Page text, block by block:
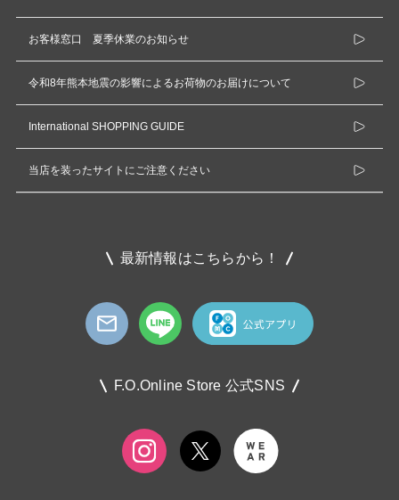
お客様窓口 夏季休業のお知らせ
令和8年熊本地震の影響によるお荷物のお届けについて
International SHOPPING GUIDE
当店を装ったサイトにご注意ください
最新情報はこちらから！
F.O.Online Store 公式SNS